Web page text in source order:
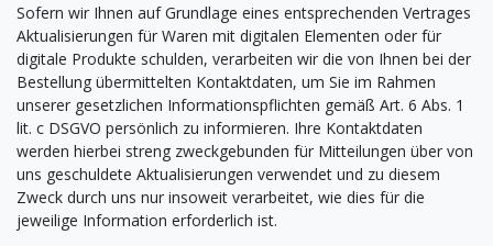
Sofern wir Ihnen auf Grundlage eines entsprechenden Vertrages
Aktualisierungen für Waren mit digitalen Elementen oder für
digitale Produkte schulden, verarbeiten wir die von Ihnen bei der
Bestellung übermittelten Kontaktdaten, um Sie im Rahmen
unserer gesetzlichen Informationspflichten gemäß Art. 6 Abs. 1
lit. c DSGVO persönlich zu informieren. Ihre Kontaktdaten
werden hierbei streng zweckgebunden für Mitteilungen über von
uns geschuldete Aktualisierungen verwendet und zu diesem
Zweck durch uns nur insoweit verarbeitet, wie dies für die
jeweilige Information erforderlich ist.